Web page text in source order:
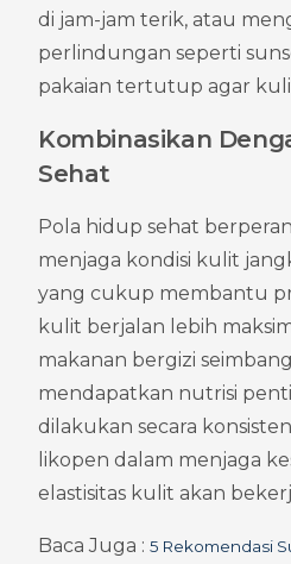
di jam-jam terik, atau
perlindungan seperti
pakaian tertutup agar
Kombinasikan
Sehat
Pola hidup sehat
menjaga kondisi kulit
yang cukup membantu
kulit berjalan lebih
makanan bergizi
mendapatkan nutrisi
dilakukan secara
likopen dalam menjaga
elastisitas kulit akan
Baca Juga : 5 Rekomendasi